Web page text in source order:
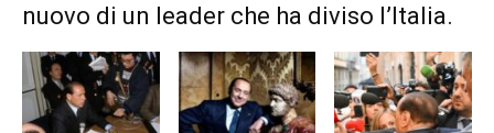
nuovo di un leader che ha diviso l’Italia.